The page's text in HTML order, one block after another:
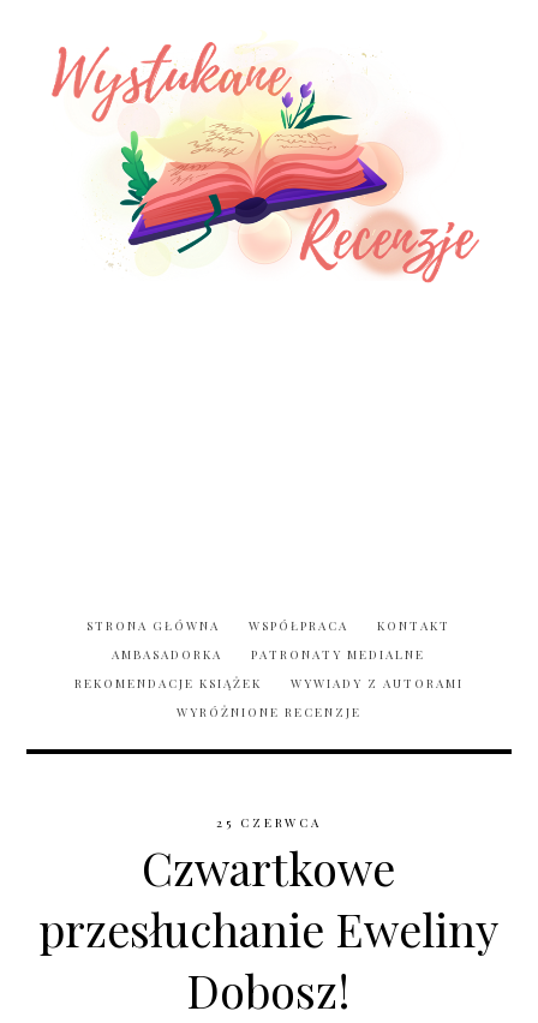
STRONA GŁÓWNA WSPÓŁPRACA
KONTAKT
AMBASADORKA
PATRONATY MEDIALNE
REKOMENDACJE KSIĄŻEK
WYWIADY Z AUTORAMI
WYRÓŻNIONE RECENZJE
25 CZERWCA
Czwartkowe
przesłuchanie Eweliny
Dobosz!